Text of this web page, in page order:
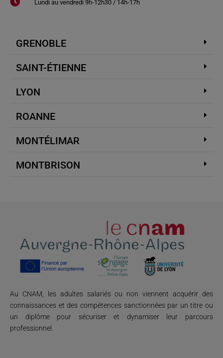
Lundi au vendredi 9h-12h30 / 14h-17h
GRENOBLE
SAINT-ÉTIENNE
LYON
ROANNE
MONTÉLIMAR
MONTBRISON
Au CNAM, les adultes salariés ou non viennent acquérir des
connaissances et des compétences sanctionnées par un titre ou
un diplôme pour sécuriser et dynamiser leur parcours
professionnel.